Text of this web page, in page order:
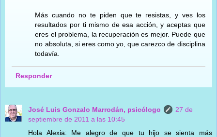
Más cuando no te piden que te resistas, y ves los
resultados por ti mismo de esa acción, y aceptas que
eres el problema, la recuperación es mejor. Puede que
no absoluta, si eres como yo, que carezco de disciplina
todavía.
Responder
José Luis Gonzalo Marrodán, psicólogo
27 de
septiembre de 2011 a las 10:45
Hola Alexia: Me alegro de que tu hijo se sienta más